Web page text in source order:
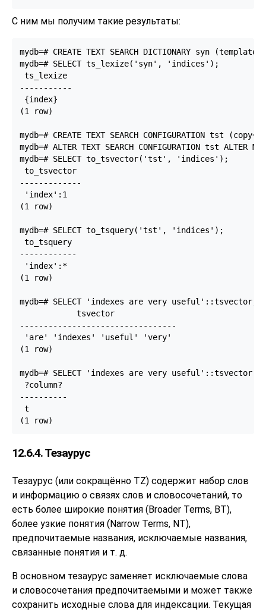
С ним мы получим такие результаты:
mydb=# CREATE TEXT SEARCH DICTIONARY syn
mydb=# SELECT ts_lexize('syn', 'indices');
ts_lexize
-----------
{index}
(1 row)
mydb=# CREATE TEXT SEARCH CONFIGURATION tst
mydb=# ALTER TEXT SEARCH CONFIGURATION tst ALTER
mydb=# SELECT to_tsvector('tst', 'indices');
to_tsvector
-------------
'index':1
(1 row)
mydb=# SELECT to_tsquery('tst', 'indices');
to_tsquery
------------
'index':*
(1 row)
mydb=# SELECT 'indexes are very useful'::tsvector;
            tsvector
---------------------------------
'are' 'indexes' 'useful' 'very'
(1 row)
mydb=# SELECT 'indexes are very
?column?
----------
t
12.6.4. Тезаурус
Тезаурус (или сокращённо TZ) содержит набор слов
и информацию о связях слов и словосочетаний, то
есть более широкие понятия (Broader Terms, BT),
более узкие понятия (Narrow Terms, NT),
предпочитаемые названия, исключаемые названия,
связанные понятия и т. д.
В основном тезаурус заменяет исключаемые слова
и словосочетания предпочитаемыми и может также
сохранить исходные слова для индексации. Текущая